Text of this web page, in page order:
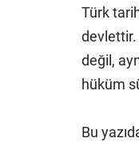
Türk
devlettir.
değil,
hüküm
Bu